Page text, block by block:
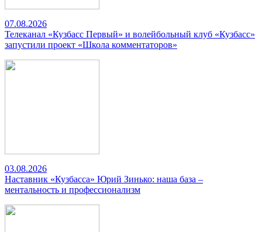
07.08.2026
Телеканал «Кузбасс Первый» и волейбольный клуб «Кузбасс»
запустили проект «Школа комментаторов»
03.08.2026
Наставник «Кузбасса» Юрий Зинько: наша база –
ментальность и профессионализм